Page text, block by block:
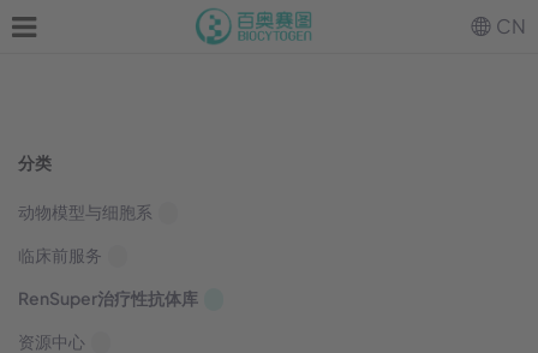
分类
动物模型与细胞系
临床前服务
RenSuper治疗性抗体库
资源中心
CN